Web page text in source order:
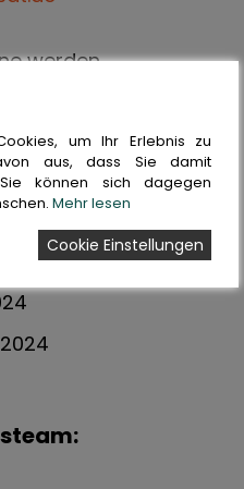
werden
um Ihr Erlebnis zu
aus, dass Sie damit
können sich dagegen
Mehr lesen
Cookie Einstellungen